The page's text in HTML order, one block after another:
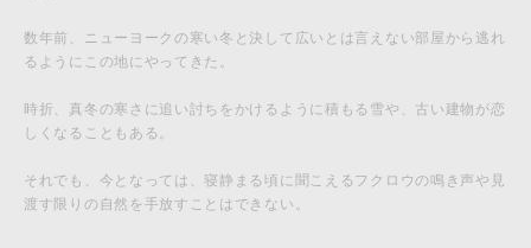
数年前、ニューヨークの寒い冬と決して広いとは言えない部屋から逃れ
るようにこの地にやってきた。
時折、真冬の寒さに追い討ちをかけるように積もる雪や、古い建物が恋
しくなることもある。
それでも、今となっては、寝静まる頃に聞こえるフクロウの鳴き声や見
渡す限りの自然を手放すことはできない。